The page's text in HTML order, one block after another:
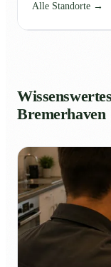
Alle Standorte →
Bremerhaven